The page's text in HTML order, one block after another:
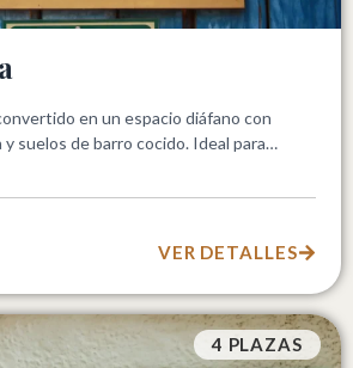
en un espacio diáfano con
suelos de barro cocido. Ideal para…
VER DETALLES
4 PLAZAS